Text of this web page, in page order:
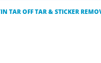
TAR OFF TAR & STICKER